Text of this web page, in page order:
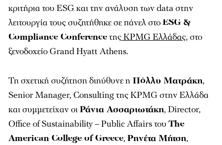
κριτήρια του ESG και την ανάλυση των data στην
λειτουργία τους συζητήθηκε σε πάνελ στοESG &
Compliance ConferenceτηςKPMG Ελλάδας, στο
ξενοδοχείο Grand Hyatt Athens.
Τη σχετική συζήτηση διηύθυνε η Πόλλυ Ματράκη,
Senior Manager, Consulting της KPMG στην Ελλάδα
και συμμετείχαν οιΡάνια Ασσαριωτάκη, Director,
Office of Sustainability – Public Affairs του The
American College of Greece, Ρηνέτα Μήτση,